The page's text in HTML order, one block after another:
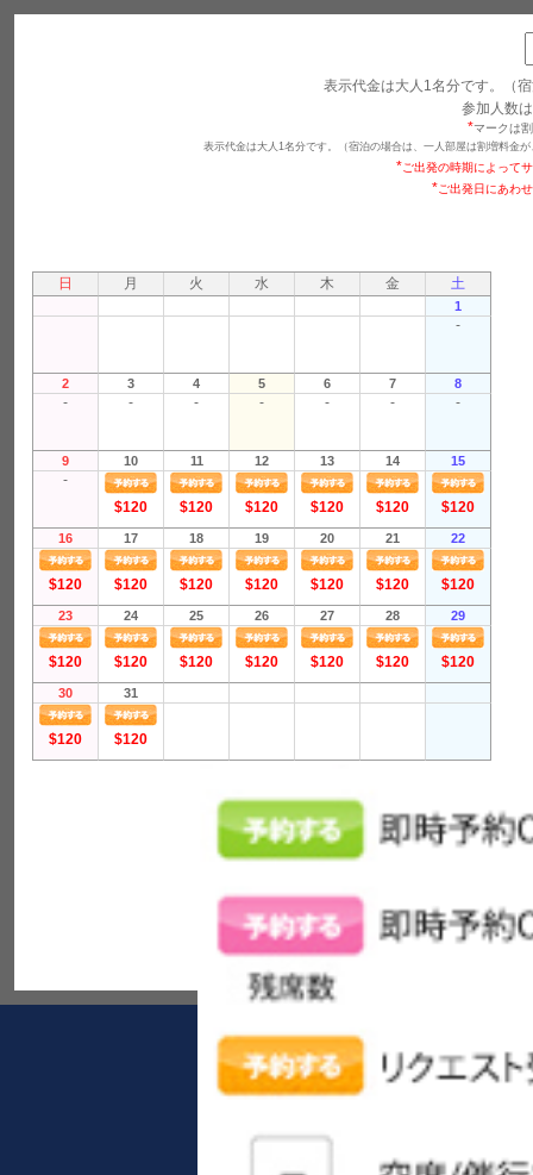
表示代金は大人1名分です。（
参加人数は
*マークは
表示代金は大人1名分です。（宿泊の場合は、一人部屋は割増料金
*ご出発の時期によって
*ご出発日にあわ
日 月 火 水 木 金 土
1
-
2 3 4 5 6 7 8
- - - - - - -
9 10 11 12 13 14 15
-
$120
$120 $120 $120 $120 $120
16 17 18 19 20 21 22
$120 $120 $120 $120 $120 $120 $120
23 24 25 26 27 28 29
$120 $120 $120 $120 $120 $120 $120
30 31
$120 $120